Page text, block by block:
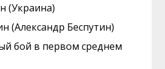
(Украина)
(Александр Беспутин)
бой в первом среднем